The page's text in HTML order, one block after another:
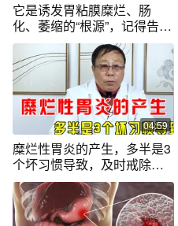
它是诱发胃粘膜糜烂、肠
化、萎缩的“根源”，记得告诉
家里人避开
04:59
糜烂性胃炎的产生，多半是3
个坏习惯导致，及时戒除养
胃更养身！